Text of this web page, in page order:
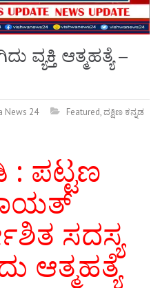
ವ್ಯಕ್ತಿ ಆತ್ಮಹತ್ಯೆ –
News 24 Featured,ದಕ್ಷಿಣ ಕನ್ನಡ
: ಪಟ್ಟಣ
ಸದಸ್ಯ
ಆತ್ಮಹತ್ಯೆ